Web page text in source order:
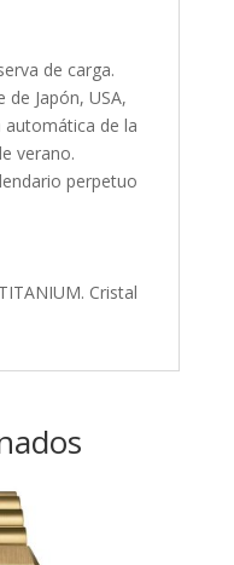
de carga.
de Japón, USA,
automática de la
verano.
perpetuo
Cristal